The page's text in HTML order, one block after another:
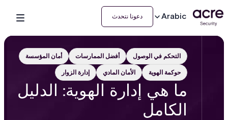
Arabic دعونا نتحدث
التحكم في الوصول أفضل الممارسات أمان المؤسسة
حوكمة الهوية الأمان المادي إدارة الزوار
ما هي إدارة الهوية: الدليل
الكامل